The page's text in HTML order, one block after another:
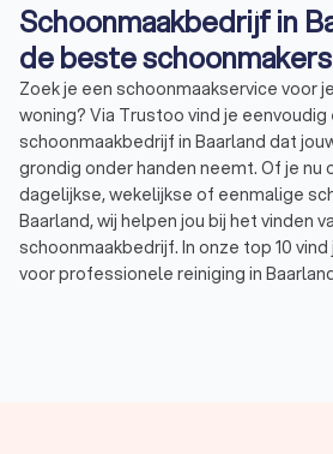
Schoonmaakbedrijf in
de beste
Zoek je een schoonmaakservice voor
woning? Via Trustoo vind je
schoonmaakbedrijf in Baarland dat
grondig onder handen neemt. Of je nu
dagelijkse, wekelijkse of eenmalige
Baarland, wij helpen jou bij het vinden
schoonmaakbedrijf. In onze top 10
voor professionele reiniging in